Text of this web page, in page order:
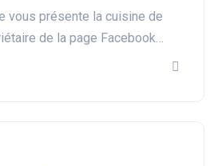
vous présente la cuisine de
de la page Facebook…